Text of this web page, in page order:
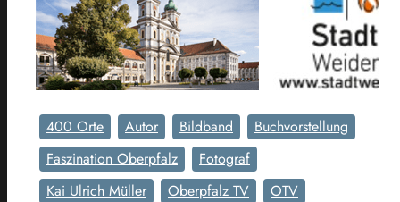
400 Orte Autor Bildband
Buchvorstellung
Faszination Oberpfalz
Fotograf
Kai Ulrich Müller
Oberpfalz TV
OTV